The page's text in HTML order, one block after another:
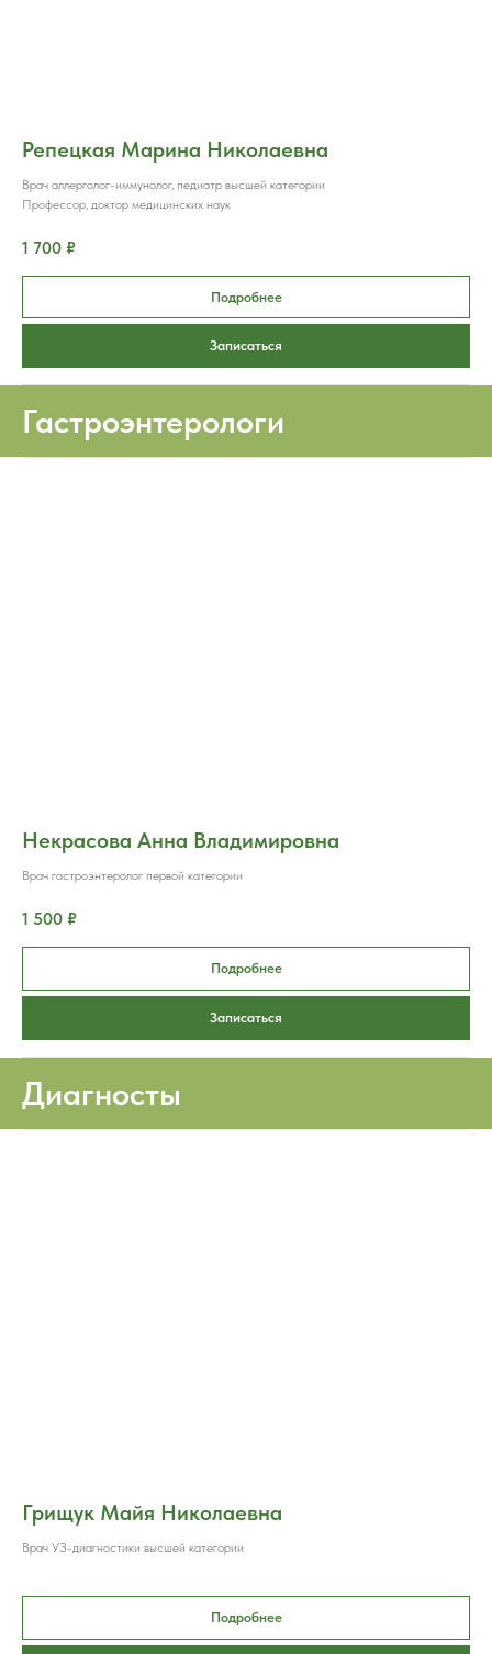
Репецкая Марина Николаевна
Врач аллерголог-иммунолог, педиатр высшей категории
Профессор, доктор медицинских наук
1 700 ₽
Подробнее
Записаться
Гастроэнтерологи
Некрасова Анна Владимировна
Врач гастроэнтеролог первой категории
1 500 ₽
Подробнее
Записаться
Диагносты
Грищук Майя Николаевна
Врач УЗ-диагностики высшей категории
Подробнее